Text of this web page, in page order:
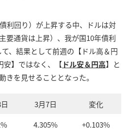
利回り）が上昇する中、ドルは対
要通貨は上昇）、我が国10年債利
、結果として前週の【ドル高＆円
安】ではなく、【ドル安＆円高】と
きを見せることとなった。
3月7日
変化
4.305% +0.103%